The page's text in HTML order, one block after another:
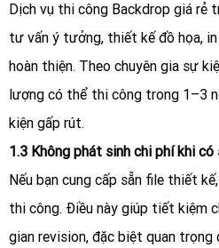
Dịch vụ thi công Backdrop giá
tư vấn ý tưởng, thiết kế đồ họa,
hoàn thiện. Theo chuyên gia sự
lượng có thể thi công trong 1–3
kiện gấp rút.
1.3 Không phát sinh chi phí khi
Nếu bạn cung cấp sẵn file thiết
thi công. Điều này giúp tiết kiệm
gian revision, đặc biệt quan